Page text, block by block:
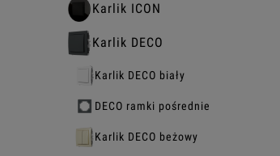
Karlik ICON
Karlik DECO
Karlik DECO biały
DECO ramki pośrednie
Karlik DECO beżowy